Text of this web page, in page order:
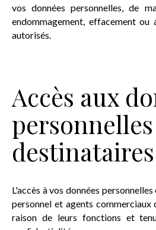
vos données personnelles, de
endommagement, effacement
autorisés.
Accès aux
destinataires
L'accès à vos données
personnel et agents commerciaux
raison de leurs fonctions et